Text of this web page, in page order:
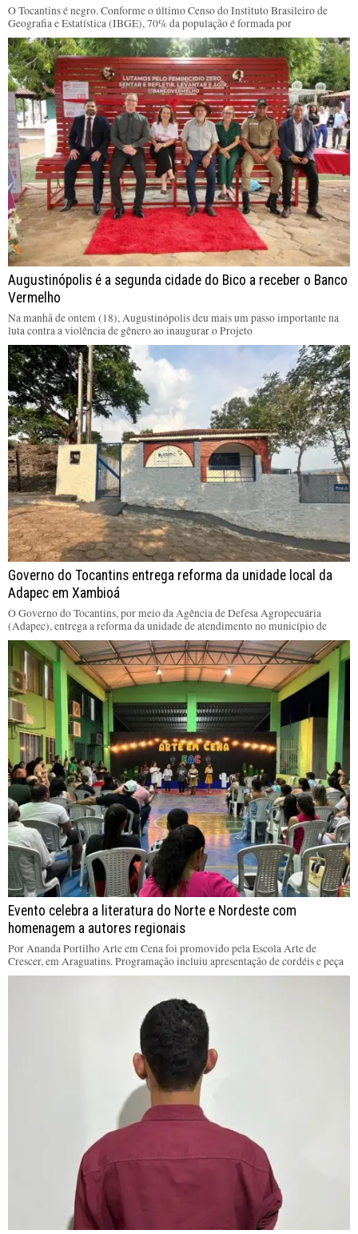
O Tocantins é negro. Conforme o último Censo do Instituto Brasileiro de
Geografia e Estatística (IBGE), 70% da população é formada por
Augustinópolis é a segunda cidade do Bico a receber o Banco
Vermelho
Na manhã de ontem (18), Augustinópolis deu mais um passo importante na
luta contra a violência de gênero ao inaugurar o Projeto
Governo do Tocantins entrega reforma da unidade local da
Adapec em Xambioá
O Governo do Tocantins, por meio da Agência de Defesa Agropecuária
(Adapec), entrega a reforma da unidade de atendimento no município de
Evento celebra a literatura do Norte e Nordeste com
homenagem a autores regionais
Por Ananda Portilho Arte em Cena foi promovido pela Escola Arte de
Crescer, em Araguatins. Programação incluiu apresentação de cordéis e peça